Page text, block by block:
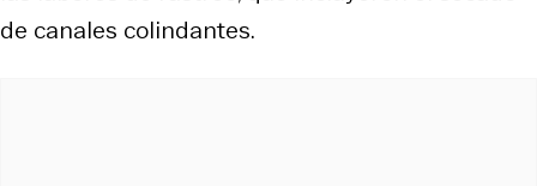
de canales colindantes.